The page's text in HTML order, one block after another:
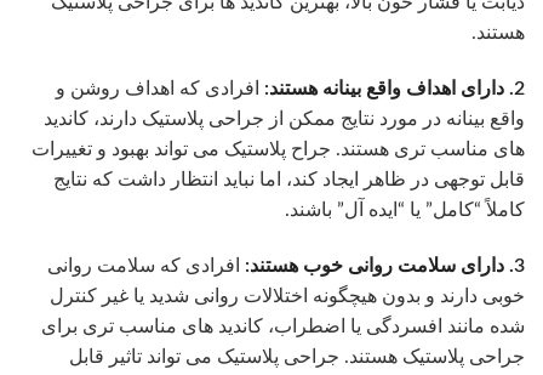
هستند.
2. دارای اهداف واقع بینانه هستند:
افرادی که اهداف روشن و
واقع بینانه در مورد نتایج ممکن از جراحی پلاستیک دارند، کاندید
های مناسب تری هستند. جراح پلاستیک می تواند بهبود و تغییرات
قابل توجهی در ظاهر ایجاد کند، اما نباید انتظار داشت که نتایج
کاملاً “کامل” یا “ایده آل” باشند.
3. دارای سلامت روانی خوب هستند:
افرادی که سلامت روانی
خوبی دارند و بدون هیچگونه اختلالات روانی شدید یا غیر کنترل
شده مانند افسردگی یا اضطراب، کاندید های مناسب تری برای
جراحی پلاستیک هستند. جراحی پلاستیک می تواند تاثیر قابل